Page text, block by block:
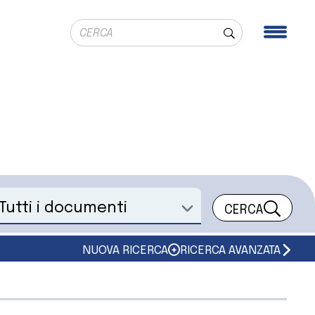
Ricerca globale
Cerca
un documento CERCA
NUOVA RICERCA RICERCA AVANZATA